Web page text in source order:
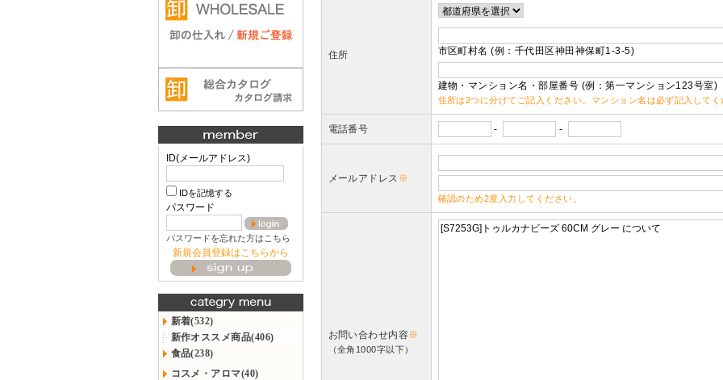
ID(メールアドレス)
IDを記憶する
パスワード
パスワードを忘れた方はこちら
新規会員登録はこちらから
新着(532)
新作オススメ商品(406)
食品(238)
コスメ・アロマ(40)
住所 市区町村名 (例：千代田区神田神保町1-3-5)
建物・マンション名・部屋番号 (例：第一マンション123号室)
住所は2つに分けてご記入ください。マンション名は必ず記入してく
電話番号 - -
メールアドレス ※
確認のため2度入力してください。
お問い合わせ内容※
（全角1000字以下）